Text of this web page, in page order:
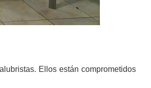
Ellos están comprometidos